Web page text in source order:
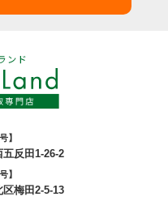
】
反田1-26-2
】
梅田2-5-13